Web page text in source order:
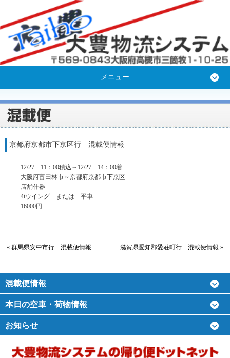
メニュー
京都府京都市下京区行 混載便情報
12/27 11：00積込～12/27 14：00着
大阪府富田林市～京都府京都市下京区
店舗什器
4tウイング または 平車
16000円
« 群馬県安中市行 混載便情報 滋賀県愛知郡愛荘町行 混載便情報 »
混載便情報
本日の空車・荷物情報
お知らせ